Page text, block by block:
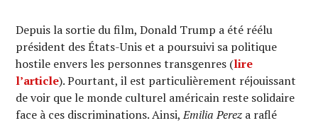
Depuis la sortie du film, Donald Trump a été réélu
président des États-Unis et a poursuivi sa politique
hostile envers les personnes transgenres (lire
l’article). Pourtant, il est particulièrement réjouissant
de voir que le monde culturel américain reste solidaire
face à ces discriminations. Ainsi,Emilia Perez a raflé